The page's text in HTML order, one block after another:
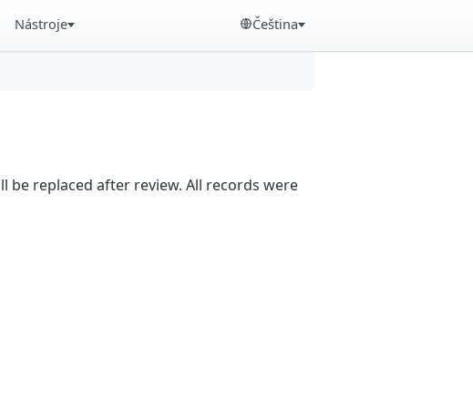
Nástroje Čeština
replaced after review. All records were